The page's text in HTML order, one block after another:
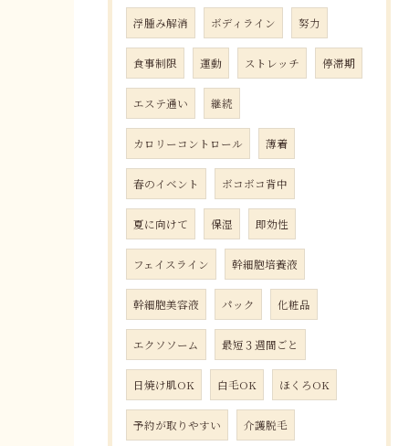
浮腫み解消 ボディライン 努力
食事制限 運動 ストレッチ 停滞期
エステ通い 継続
カロリーコントロール 薄着
春のイベント ボコボコ背中
夏に向けて 保湿 即効性
フェイスライン 幹細胞培養液
幹細胞美容液 パック 化粧品
エクソソーム 最短３週間ごと
日焼け肌OK 白毛OK ほくろOK
予約が取りやすい 介護脱毛